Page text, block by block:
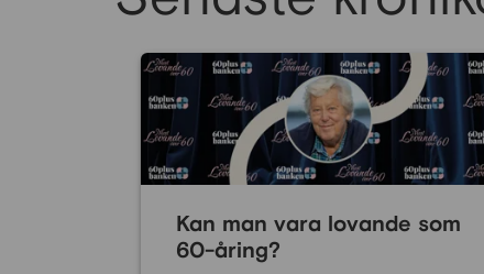
Kan man vara lovande som
60-åring?